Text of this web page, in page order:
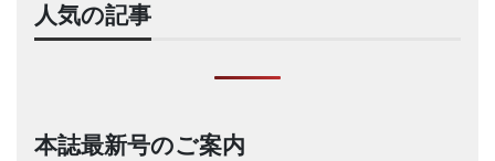
人気の記事
本誌最新号のご案内